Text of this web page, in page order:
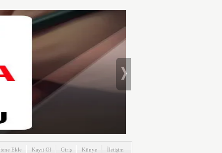
Ekle Kayıt Ol Giriş Künye İletişim